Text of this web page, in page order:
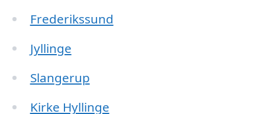
Frederikssund
Jyllinge
Slangerup
Kirke Hyllinge